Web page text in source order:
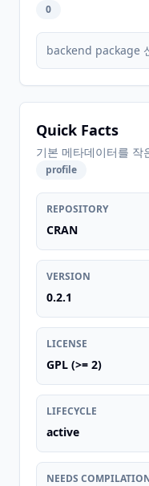
0
backend package
Quick Facts
기본 메타데이터를 작
profile
REPOSITORY
CRAN
VERSION
0.2.1
LICENSE
GPL (>= 2)
LIFECYCLE
active
NEEDS